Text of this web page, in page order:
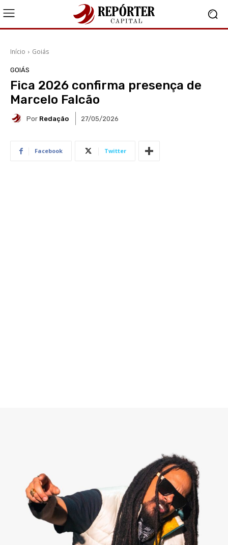
Início Goiás
GOIÁS
Fica 2026 confirma presença de
Marcelo Falcão
Por Redação 27/05/2026
Facebook Twitter